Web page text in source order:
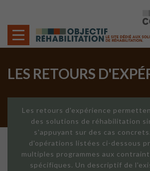
LES RETOURS
Les retours d'expérience
des solutions de réhabilitation
s'appuyant sur des cas
d'opérations listées ci-dessous
multiples programmes aux
spécifiques. Un descriptif de